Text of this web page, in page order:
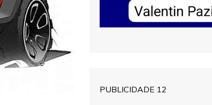
PUBLICIDADE 12